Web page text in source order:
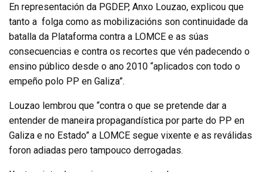
En representación da PGDEP, Anxo Louzao, explicou que
tanto a folga como as mobilizacións son continuidade da
batalla da Plataforma contra a LOMCE e as súas
consecuencias e contra os recortes que vén padecendo o
ensino público desde o ano 2010 “aplicados con todo o
empeño polo PP en Galiza”.
Louzao lembrou que “contra o que se pretende dar a
entender de maneira propagandística por parte do PP en
Galiza e no Estado” a LOMCE segue vixente e as reválidas
foron adiadas pero tampouco derrogadas.